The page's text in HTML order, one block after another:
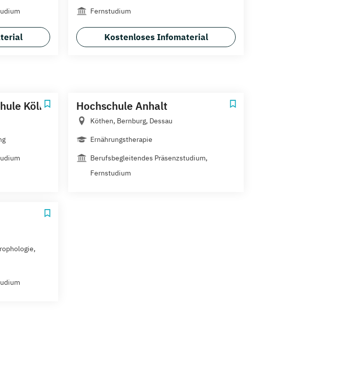
Fernstudium
Kostenloses Infomaterial
Köln Hochschule Anhalt
Köthen, Bernburg, Dessau
Ernährungstherapie
Berufsbegleitendes Präsenzstudium,
Fernstudium